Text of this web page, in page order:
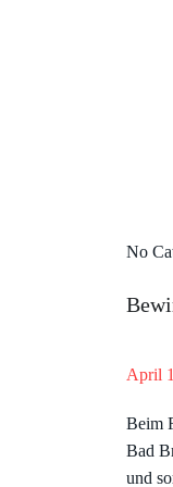
No
April
Beim
Bad
und